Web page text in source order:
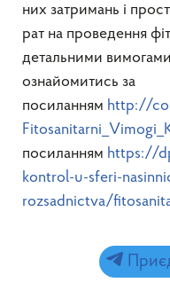
них за­три­мань і
рат на про­ве­ден­ня
детальними
ознайомитись за
посиланням http://
посиланням https://
kontrol-u-sferi-
rozsadnictva/